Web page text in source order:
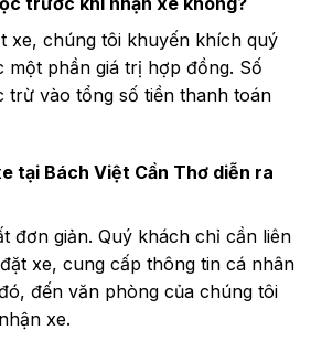
xe, chúng tôi khuyến khích quý
một phần giá trị hợp đồng. Số
trừ vào tổng số tiền thanh toán
tại Bách Việt Cần Thơ diễn ra
đơn giản. Quý khách chỉ cần liên
xe, cung cấp thông tin cá nhân
đến văn phòng của chúng tôi
xe.